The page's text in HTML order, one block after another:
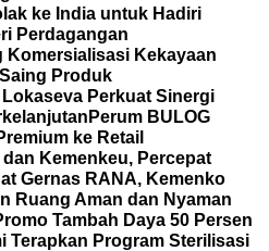
ke India untuk Hadiri
Perdagangan
Komersialisasi Kekayaan
Produk
Perkuat Sinergi
Perum BULOG
ke Retail
Kemenkeu, Percepat
Gernas RANA, Kemenko
Ruang Aman dan Nyaman
Tambah Daya 50 Persen
Terapkan Program Sterilisasi